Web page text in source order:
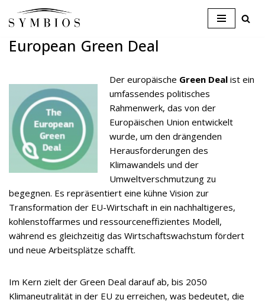
to
European Green Deal
Der europäische Green Deal ist ein
umfassendes politisches
Rahmenwerk, das von der
Europäischen Union entwickelt
wurde, um den drängenden
Herausforderungen des
Klimawandels und der
Umweltverschmutzung zu
begegnen. Es repräsentiert eine kühne Vision zur
Transformation der EU-Wirtschaft in ein nachhaltigeres,
kohlenstoffarmes und ressourceneffizientes Modell,
während es gleichzeitig das Wirtschaftswachstum fördert
und neue Arbeitsplätze schafft.
Im Kern zielt der Green Deal darauf ab, bis 2050
Klimaneutralität in der EU zu erreichen, was bedeutet, die